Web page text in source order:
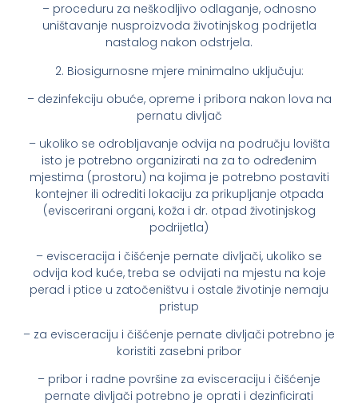
– proceduru za neškodljivo odlaganje, odnosno
uništavanje nusproizvoda životinjskog podrijetla
nastalog nakon odstrjela.
2. Biosigurnosne mjere minimalno uključuju:
– dezinfekciju obuće, opreme i pribora nakon lova na
pernatu divljač
– ukoliko se odrobljavanje odvija na području lovišta
isto je potrebno organizirati na za to određenim
mjestima (prostoru) na kojima je potrebno postaviti
kontejner ili odrediti lokaciju za prikupljanje otpada
(eviscerirani organi, koža i dr. otpad životinjskog
podrijetla)
– evisceracija i čišćenje pernate divljači, ukoliko se
odvija kod kuće, treba se odvijati na mjestu na koje
perad i ptice u zatočeništvu i ostale životinje nemaju
pristup
– za evisceraciju i čišćenje pernate divljači potrebno je
koristiti zasebni pribor
– pribor i radne površine za evisceraciju i čišćenje
pernate divljači potrebno je oprati i dezinficirati